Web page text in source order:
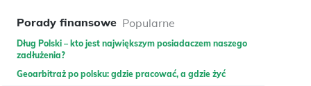
Porady finansowe Popularne
Dług Polski – kto jest największym posiadaczem naszego
zadłużenia?
Geoarbitraż po polsku: gdzie pracować, a gdzie żyć